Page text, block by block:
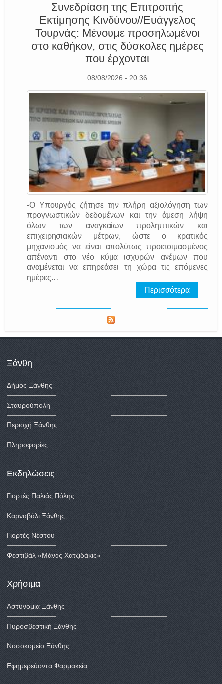
Συνεδρίαση της Επιτροπής
Εκτίμησης Κινδύνου//Ευάγγελος
Τουρνάς: Μένουμε προσηλωμένοι
στο καθήκον, στις δύσκολες ημέρες
που έρχονται
08/08/2026 - 20:36
-Ο Υπουργός ζήτησε την πλήρη αξιολόγηση των
προγνωστικών δεδομένων και την άμεση λήψη
όλων των αναγκαίων προληπτικών και
επιχειρησιακών μέτρων, ώστε ο κρατικός
μηχανισμός να είναι απολύτως προετοιμασμένος
απέναντι στο νέο κύμα ισχυρών ανέμων που
αναμένεται να επηρεάσει τη χώρα τις επόμενες
ημέρες....
Περισσότερα
Ξάνθη
Δήμος Ξάνθης
Σταυρούπολη
Περιοχή Ξάνθης
Πληροφορίες
Εκδηλώσεις
Γιορτές Παλιάς Πόλης
Καρναβάλι Ξάνθης
Γιορτές Νέστου
Φεστιβάλ «Μάνος Χατζιδάκις»
Χρήσιμα
Αστυνομία Ξάνθης
Πυροσβεστική Ξάνθης
Νοσοκομείο Ξάνθης
Εφημερεύοντα Φαρμακεία